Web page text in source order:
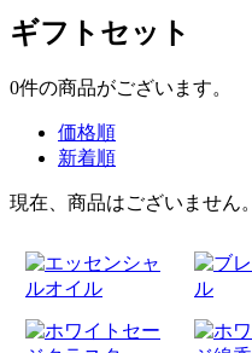
ギフトセット
0件の商品がございます。
価格順
新着順
現在、商品はございません。